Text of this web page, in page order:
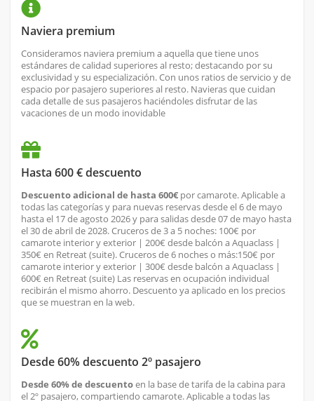
Naviera premium
Consideramos naviera premium a aquella que tiene unos
estándares de calidad superiores al resto; destacando por su
exclusividad y su especialización. Con unos ratios de servicio y de
espacio por pasajero superiores al resto. Navieras que cuidan
cada detalle de sus pasajeros haciéndoles disfrutar de las
vacaciones de un modo inovidable
Hasta 600 € descuento
Descuento adicional de hasta 600€ por camarote. Aplicable a
todas las categorías y para nuevas reservas desde el 6 de mayo
hasta el 17 de agosto 2026 y para salidas desde 07 de mayo hasta
el 30 de abril de 2028. Cruceros de 3 a 5 noches: 100€ por
camarote interior y exterior | 200€ desde balcón a Aquaclass |
350€ en Retreat (suite). Cruceros de 6 noches o más:150€ por
camarote interior y exterior | 300€ desde balcón a Aquaclass |
600€ en Retreat (suite) Las reservas en ocupación individual
recibirán el mismo ahorro. Descuento ya aplicado en los precios
que se muestran en la web.
Desde 60% descuento 2º pasajero
Desde 60% de descuentoen la base de tarifa de la cabina para
el 2º pasajero, compartiendo camarote. Aplicable a todas las